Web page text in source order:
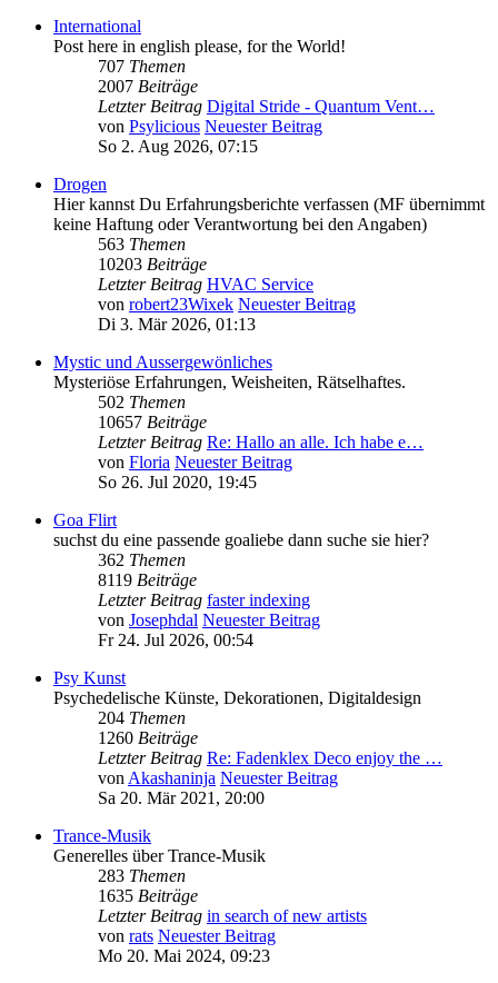
International
Post here in english please, for the World!
707 Themen
2007 Beiträge
Letzter Beitrag Digital Stride - Quantum Vent…
von Psylicious Neuester Beitrag
So 2. Aug 2026, 07:15
Drogen
Hier kannst Du Erfahrungsberichte verfassen (MF übernimmt
keine Haftung oder Verantwortung bei den Angaben)
563 Themen
10203 Beiträge
Letzter Beitrag HVAC Service
von robert23Wixek Neuester Beitrag
Di 3. Mär 2026, 01:13
Mystic und Aussergewönliches
Mysteriöse Erfahrungen, Weisheiten, Rätselhaftes.
502 Themen
10657 Beiträge
Letzter Beitrag Re: Hallo an alle. Ich habe e…
von Floria Neuester Beitrag
So 26. Jul 2020, 19:45
Goa Flirt
suchst du eine passende goaliebe dann suche sie hier?
362 Themen
8119 Beiträge
Letzter Beitrag faster indexing
von Josephdal Neuester Beitrag
Fr 24. Jul 2026, 00:54
Psy Kunst
Psychedelische Künste, Dekorationen, Digitaldesign
204 Themen
1260 Beiträge
Letzter Beitrag Re: Fadenklex Deco enjoy the …
vonAkashaninja Neuester Beitrag
Sa 20. Mär 2021, 20:00
Trance-Musik
Generelles über Trance-Musik
283 Themen
1635 Beiträge
Letzter Beitrag in search of new artists
von rats Neuester Beitrag
Mo 20. Mai 2024, 09:23